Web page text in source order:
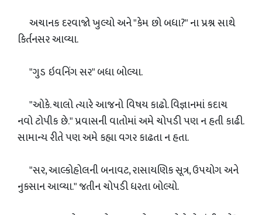
અચાનક દરવાજો ખુલ્યો અને "કેમ છો બધા?" ના પ્રશ્ન સાથે
કિર્તનસર આવ્યા.
"ગુડ ઇવનિંગ સર" બધા બોલ્યા.
"ઓકે. ચાલો ત્યારે આજનો વિષય કાઢો. વિજ્ઞાનમાં કદાચ
નવો ટોપીક છે." પ્રવાસની વાતોમાં અમે ચોપડી પણ ન હતી કાઢી.
સામાન્ય રીતે પણ અમે કહ્યા વગર કાઢતા ન હતા.
"સર, આલ્કોહોલની બનાવટ, રાસાયણિક સૂત્ર, ઉપયોગ અને
નુકસાન આવ્યા." જતીન ચોપડી ધરતા બોલ્યો.